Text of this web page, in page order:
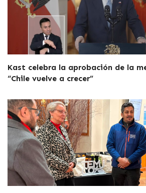
Kast celebra la aprobación de la
“Chile vuelve a crecer”